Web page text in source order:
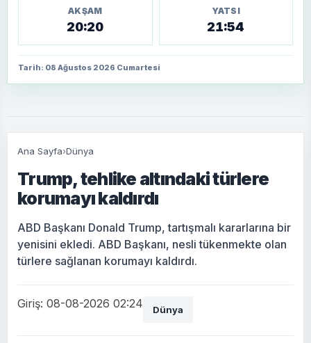
AKŞAM
20:20
YATSI
21:54
Tarih: 08 Ağustos 2026 Cumartesi
Ana Sayfa›Dünya
Trump, tehlike altındaki türlere
korumayı kaldırdı
ABD Başkanı Donald Trump, tartışmalı kararlarına bir
yenisini ekledi. ABD Başkanı, nesli tükenmekte olan
türlere sağlanan korumayı kaldırdı.
Giriş: 08-08-2026 02:24 Dünya